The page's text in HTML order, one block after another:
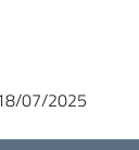
07/2025